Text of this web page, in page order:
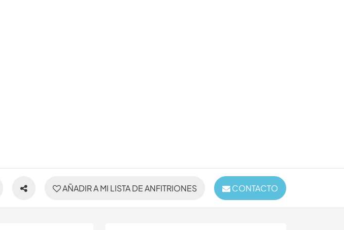
AÑADIR A MI LISTA DE ANFITRIONES CONTACTO